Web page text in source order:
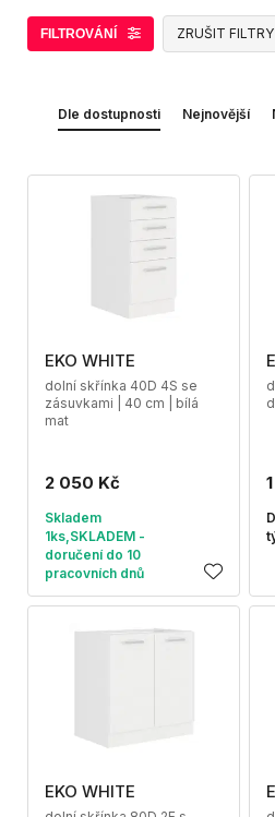
FILTROVÁNÍ ZRUŠIT FILTRY
Dle dostupnosti Nejnovější
EKO WHITE
dolní skřínka 40D 4S se
zásuvkami | 40 cm | bílá
mat
2 050 Kč
Skladem
1ks,SKLADEM -
doručení do 10
pracovních dnů
EKO WHITE